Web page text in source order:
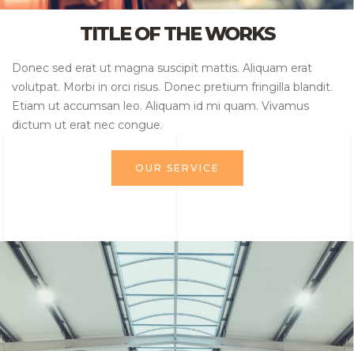
TITLE OF THE WORKS​
Donec sed erat ut magna suscipit mattis. Aliquam erat
volutpat. Morbi in orci risus. Donec pretium fringilla blandit.
Etiam ut accumsan leo. Aliquam id mi quam. Vivamus
dictum ut erat nec congue.
OUR SERVICE